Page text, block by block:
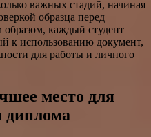
важных стадий, начиная
образца перед
каждый студент
к использованию документ,
для работы и личного
место для
диплома